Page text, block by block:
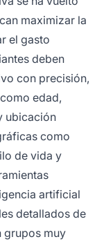
maximizar la
el gasto
deben
con precisión,
edad,
ubicación
como
de vida y
artificial
detallados de
grupos muy